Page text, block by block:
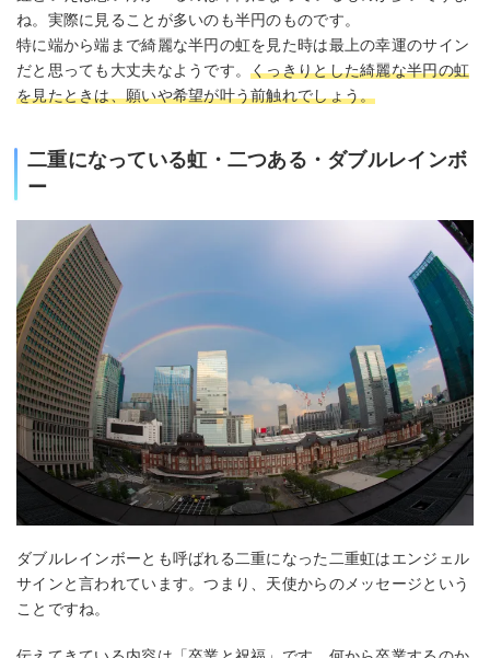
ね。実際に見ることが多いのも半円のものです。
特に端から端まで綺麗な半円の虹を見た時は最上の幸運のサイン
だと思っても大丈夫なようです。くっきりとした綺麗な半円の虹
を見たときは、願いや希望が叶う前触れでしょう。
二重になっている虹・二つある・ダブルレインボ
ー
ダブルレインボーとも呼ばれる二重になった二重虹はエンジェル
サインと言われています。つまり、天使からのメッセージという
ことですね。